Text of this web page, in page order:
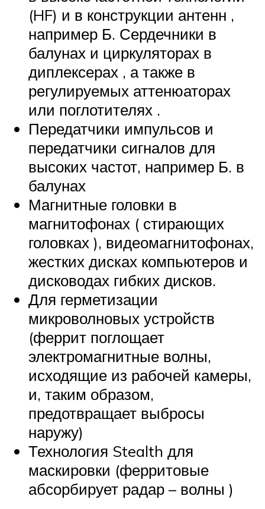
(HF) и в конструкции антенн ,
например Б. Сердечники в
балунах и циркуляторах в
диплексерах , а также в
регулируемых аттенюаторах
или поглотителях .
Передатчики импульсов и
передатчики сигналов для
высоких частот, например Б. в
балунах
Магнитные головки в
магнитофонах ( стирающих
головках ), видеомагнитофонах,
жестких дисках компьютеров и
дисководах гибких дисков.
Для герметизации
микроволновых устройств
(феррит поглощает
электромагнитные волны,
исходящие из рабочей камеры,
и, таким образом,
предотвращает выбросы
наружу)
Технология Stealth для
маскировки (ферритовые
абсорбирует радар – волны )